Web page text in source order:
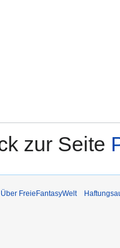
zur Seite
Über FreieFantasyWelt